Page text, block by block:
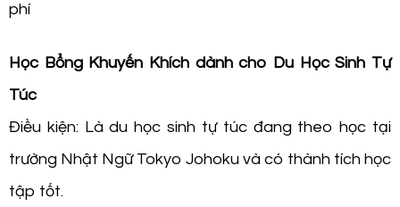
phí
Học Bổng Khuyến Khích dành cho Du Học Sinh Tự
Túc
Điều kiện: Là du học sinh tự túc đang theo học tại
trường Nhật Ngữ Tokyo Johoku và có thành tích học
tập tốt.